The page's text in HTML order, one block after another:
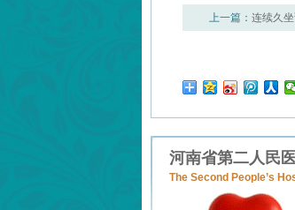
上一篇： 连续久
河南省第二人民
The Second People’s